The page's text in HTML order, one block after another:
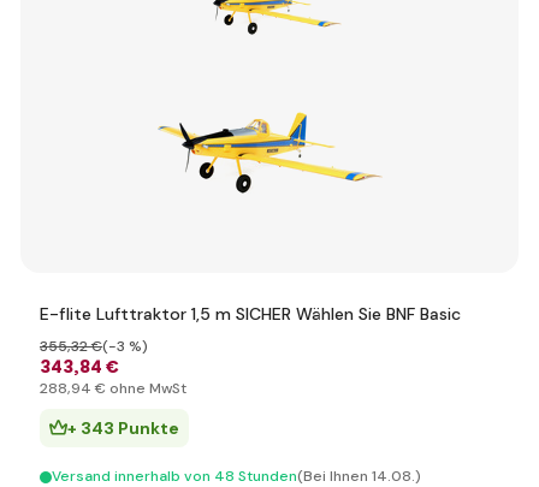
E-flite Lufttraktor 1,5 m SICHER Wählen Sie BNF Basic
343,84 €
355,32 €(-3 %)
288,94 € ohne MwSt
+ 343 Punkte
Versand innerhalb von 48 Stunden(Bei Ihnen 14.08.)